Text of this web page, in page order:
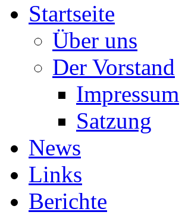
Startseite
Über uns
Der Vorstand
Impressum
Satzung
News
Links
Berichte